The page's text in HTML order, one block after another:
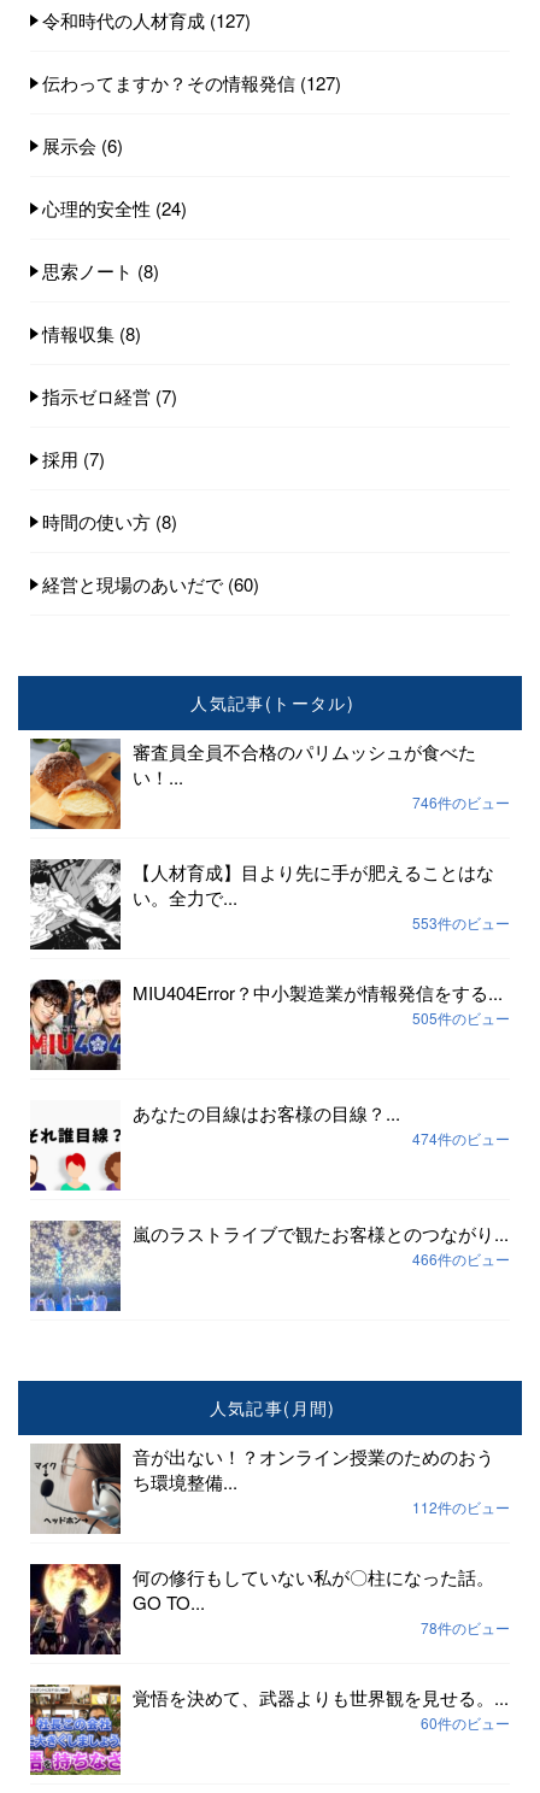
令和時代の人材育成 (127)
伝わってますか？その情報発信 (127)
展示会 (6)
心理的安全性 (24)
思索ノート (8)
情報収集 (8)
指示ゼロ経営 (7)
採用 (7)
時間の使い方 (8)
経営と現場のあいだで (60)
人気記事(トータル)
審査員全員不合格のパリムッシュが食べた
い！...
746件のビュー
【人材育成】目より先に手が肥えることはな
い。全力で...
553件のビュー
MIU404Error？中小製造業が情報発信をする...
505件のビュー
あなたの目線はお客様の目線？...
474件のビュー
嵐のラストライブで観たお客様とのつながり...
466件のビュー
人気記事(月間)
音が出ない！？オンライン授業のためのおう
ち環境整備...
112件のビュー
何の修行もしていない私が〇柱になった話。
GO TO...
78件のビュー
覚悟を決めて、武器よりも世界観を見せる。...
60件のビュー